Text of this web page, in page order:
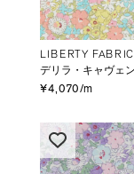
LIBERTY
デリラ・キャヴェ
¥4,070/m